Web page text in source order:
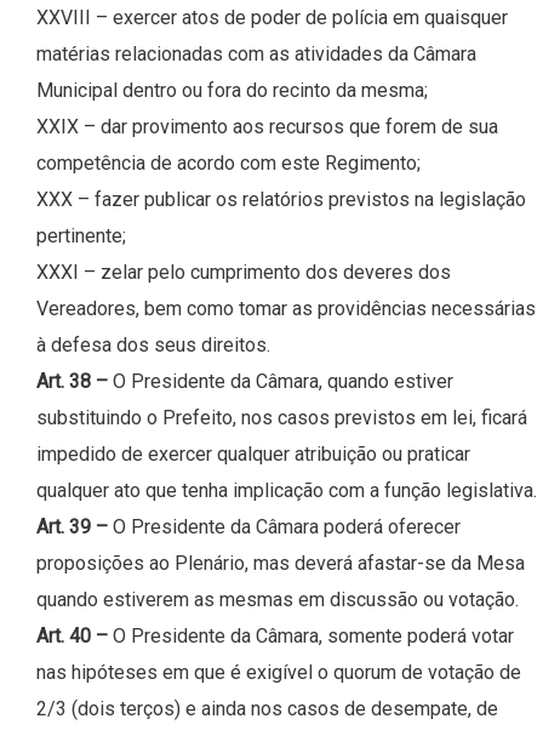
XXVIII – exercer atos de poder de polícia em quaisquer
matérias relacionadas com as atividades da Câmara
Municipal dentro ou fora do recinto da mesma;
XXIX – dar provimento aos recursos que forem de sua
competência de acordo com este Regimento;
XXX – fazer publicar os relatórios previstos na legislação
pertinente;
XXXI – zelar pelo cumprimento dos deveres dos
Vereadores, bem como tomar as providências necessárias
à defesa dos seus direitos.
Art. 38 – O Presidente da Câmara, quando estiver
substituindo o Prefeito, nos casos previstos em lei, ficará
impedido de exercer qualquer atribuição ou praticar
qualquer ato que tenha implicação com a função legislativa.
Art. 39 – O Presidente da Câmara poderá oferecer
proposições ao Plenário, mas deverá afastar-se da Mesa
quando estiverem as mesmas em discussão ou votação.
Art. 40 – O Presidente da Câmara, somente poderá votar
nas hipóteses em que é exigível o quorum de votação de
2/3 (dois terços) e ainda nos casos de desempate, de